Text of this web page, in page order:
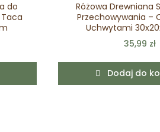
do
Różowa Drewniana
Przechowywania –
Uchwytami
35,99 zł
Dodaj do